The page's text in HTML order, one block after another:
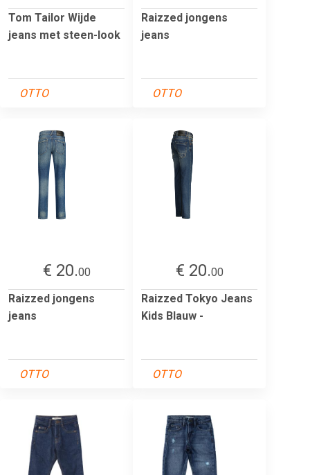
Tom Tailor Wijde
jeans met steen-look
OTTO
Raizzed jongens
jeans
OTTO
€ 20.00
Raizzed jongens
jeans
OTTO
€ 20.00
Raizzed Tokyo Jeans
Kids Blauw -
OTTO